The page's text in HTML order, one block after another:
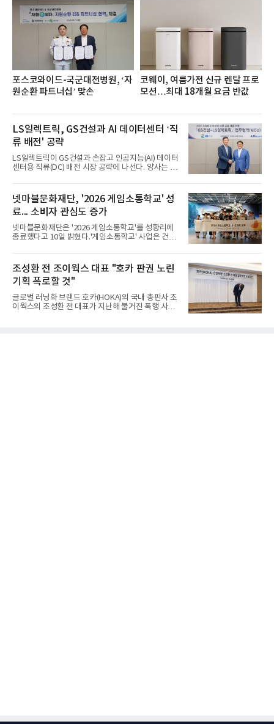
했다. 자극적이지 않으면서도 깊은 닭육수에 마늘의
개운한 풍미를 더했으며, 국물이 잘 배어들면서도 쫄
깃한 식감이 살아있는 칼국수 면발을 정교하게 구현
했다는게 회사측의 설명이다.실제 현장 시식 행사에
포스코와이드-국군대전병원, ‘자
원순환 파트너십’ 맞손
코웨이, 여름가전 신규 렌탈 프로
모션…최대 18개월 요금 반값
LS일렉트릭, GS건설과 AI 데이터센터 ‘직
류 배전' 공략
LS일렉트릭이 GS건설과 손잡고 인공지능(AI) 데이터
센터용 직류(DC) 배전 시장 공략에 나선다. 양사는 차
지 협력 범위를 확대하며 급성장하는 AI 데이터센터
전력 인프라 시장에 공동 대응한다.LS일렉트릭은 10
일 서울 LS용산타워에서 GS건설과 ‘AI 데이터센터
(AIDC) 사업환경 변화에 따른 공동 대응을 위한 업무
협약(MOU)’을 체결했다고 밝혔다.이날 협약식에는
구자균 LS일렉트릭 회장과 허윤홍 GS건설 대표, 채
대석 LS일렉트릭 대표 등 양사 주요 경영진이 참석했
전 기술 협력 및
넷마블문화재단, '2026 게임소통학교' 성
료... 소비자 관심도 증가
넷마블문화재단은 '2026 게임소통학교'를 성황리에
종료했다고 10일 밝혔다.'게임소통학교' 사업은 건강
학부모를 대상으로 게임의 특성 및 활용법을 알리고
가족 간 소통을 지원하는 프로그램으로 2016년부터
시작됐다.이번 프로그램은 지난달 31일과 이달 8일
두 차례에 걸쳐 진행됐다. 지난달 31일에는 초3~중3
자녀를 둔 보호자를 대상으로 자녀의 게임문화를 이
해하기 위한 보호자 교육이 마련됐으며, 8일에는 1회
차 교육에 참여한 가족 30여 명이 오전팀과 오후팀으
조성환 전 조이웍스 대표 "호카 판권 노린
기획 폭로할 것"
글로벌 러닝화 브랜드 호카(HOKA)의 국내 총판사 조
이웍스의 조성환 전 대표가 지난해 불거진 폭행 사건